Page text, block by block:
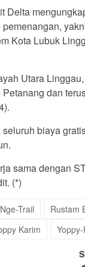
Delta
Kota Lubuk
Utara
dan
biaya
sama dengan
(*)
Nge-Trail Rustam
Karim